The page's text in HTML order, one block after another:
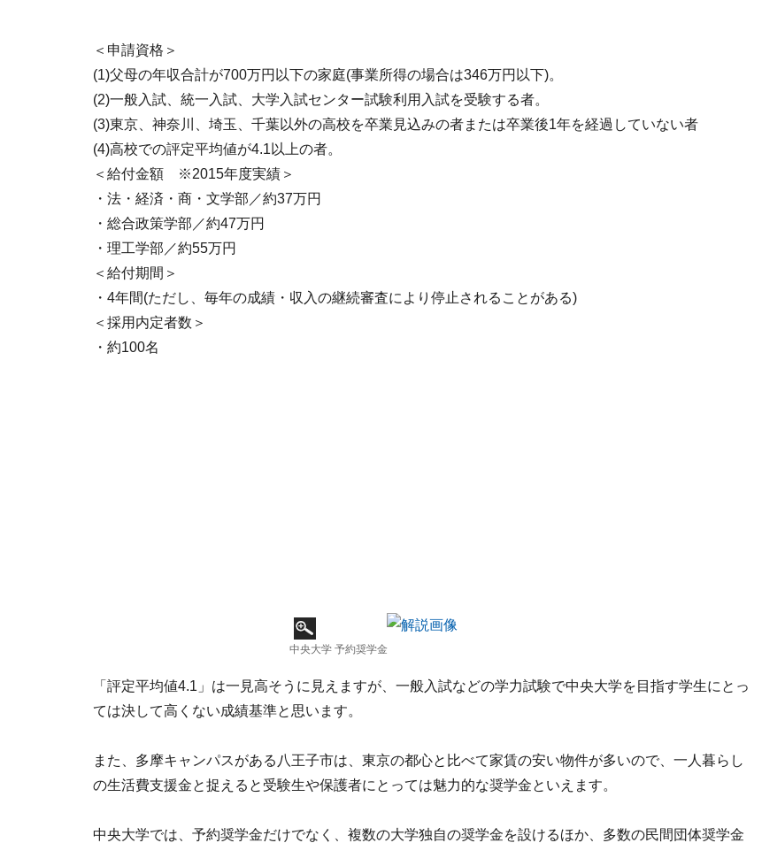
＜申請資格＞
(1)父母の年収合計が700万円以下の家庭(事業所得の場合は346万円以下)。
(2)一般入試、統一入試、大学入試センター試験利用入試を受験する者。
(3)東京、神奈川、埼玉、千葉以外の高校を卒業見込みの者または卒業後1年を経過していない者
(4)高校での評定平均値が4.1以上の者。
＜給付金額 ※2015年度実績＞
・法・経済・商・文学部／約37万円
・総合政策学部／約47万円
・理工学部／約55万円
＜給付期間＞
・4年間(ただし、毎年の成績・収入の継続審査により停止されることがある)
＜採用内定者数＞
・約100名
中央大学 予約奨学金
「評定平均値4.1」は一見高そうに見えますが、一般入試などの学力試験で中央大学を目指す学生にとっ
ては決して高くない成績基準と思います。
また、多摩キャンパスがある八王子市は、東京の都心と比べて家賃の安い物件が多いので、一人暮らし
の生活費支援金と捉えると受験生や保護者にとっては魅力的な奨学金といえます。
中央大学では、予約奨学金だけでなく、複数の大学独自の奨学金を設けるほか、多数の民間団体奨学金